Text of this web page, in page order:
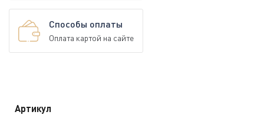
Способы оплаты
Оплата картой на сайте
Артикул